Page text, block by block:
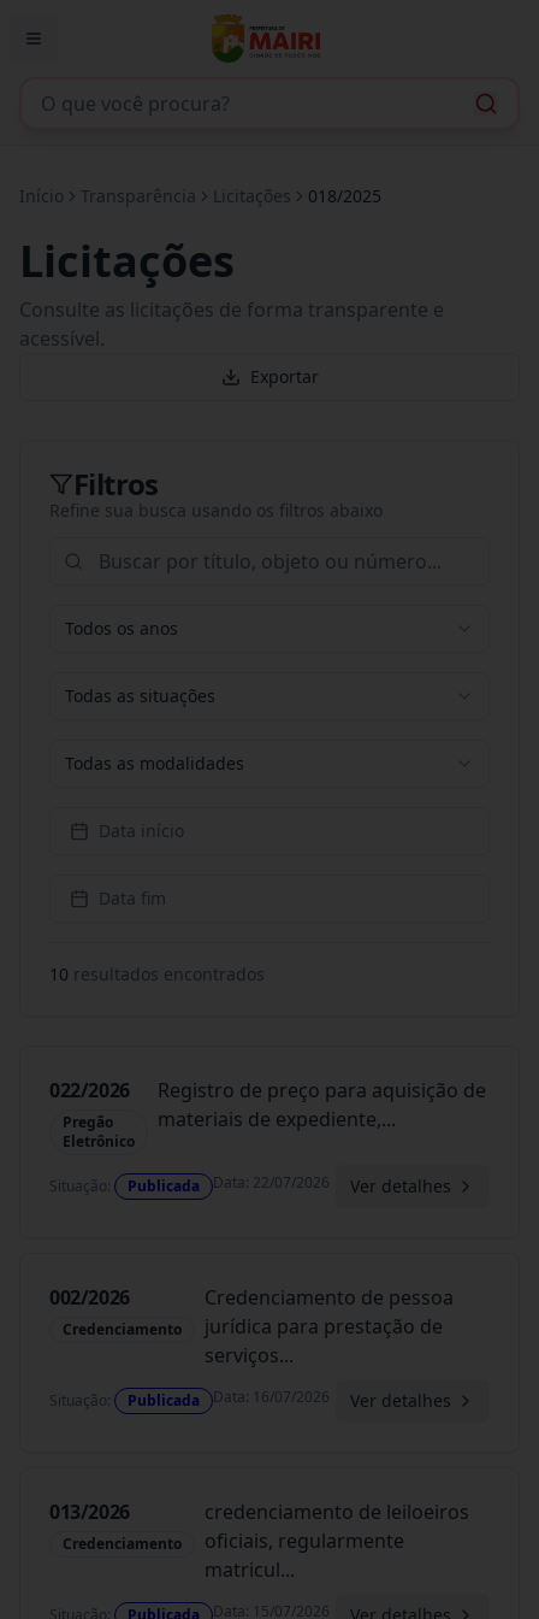
Início Transparência Licitações 018/2025
Licitações
Consulte as licitações de forma transparente e
acessível.
Exportar
Filtros
Refine sua busca usando os filtros abaixo
Todos os anos
Todas as situações
Todas as modalidades
Data início
Data fim
10 resultados encontrados
022/2026
Pregão
Eletrônico
Registro de preço para aquisição de
materiais de expediente,...
Situação: Publicada Data: 22/07/2026 Ver detalhes
002/2026
Credenciamento
Credenciamento de pessoa
jurídica para prestação de
serviços...
Situação: Publicada Data: 16/07/2026 Ver detalhes
013/2026
Credenciamento
credenciamento de leiloeiros
oficiais, regularmente
matricul...
Situação: Publicada Data: 15/07/2026